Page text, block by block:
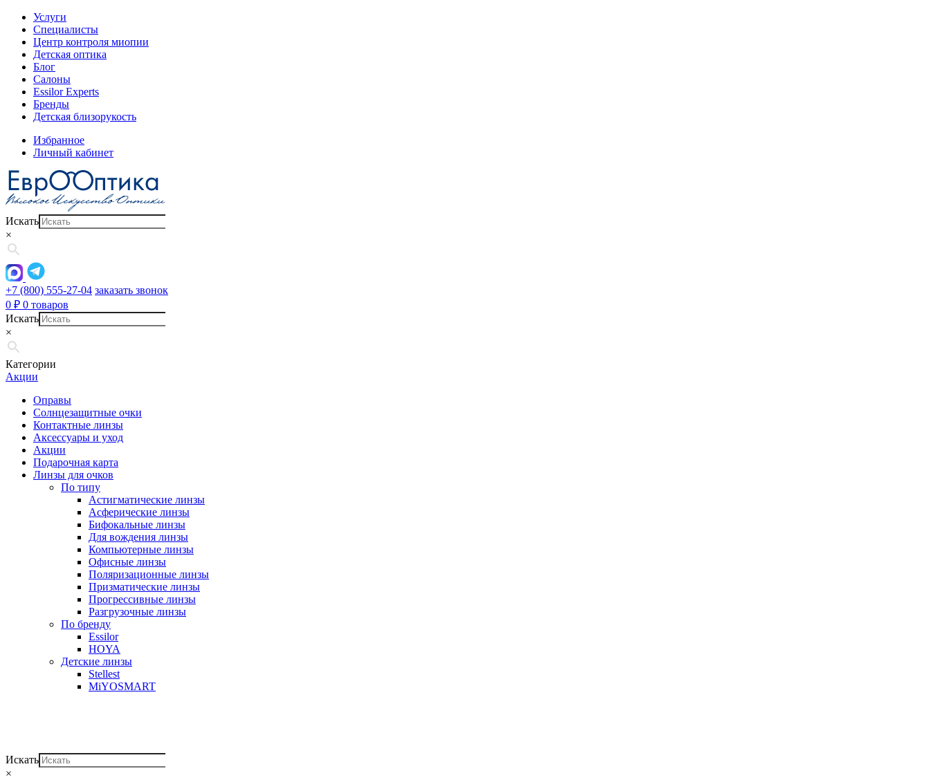
Услуги
Специалисты
Центр контроля миопии
Детская оптика
Блог
Салоны
Essilor Experts
Бренды
Детская близорукость
Избранное
Личный кабинет
Искать
×
+7 (800) 555-27-04 заказать звонок
0 ₽ 0 товаров
Искать
×
Категории
Акции
Оправы
Солнцезащитные очки
Контактные линзы
Аксессуары и уход
Акции
Подарочная карта
Линзы для очков
По типу
Астигматические линзы
Асферические линзы
Бифокальные линзы
Для вождения линзы
Компьютерные линзы
Офисные линзы
Поляризационные линзы
Призматические линзы
Прогрессивные линзы
Разгрузочные линзы
По бренду
Essilor
HOYA
Детские линзы
Stellest
MiYOSMART
Искать
×